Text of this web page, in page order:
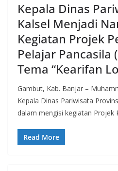
Kepala Dinas
Kalsel Menjadi
Kegiatan Projek
Pelajar Pancasila
Tema “Kearifan
Gambut, Kab. Banjar –
Kepala Dinas Pariwisata
dalam mengisi kegiatan Projek
Read More